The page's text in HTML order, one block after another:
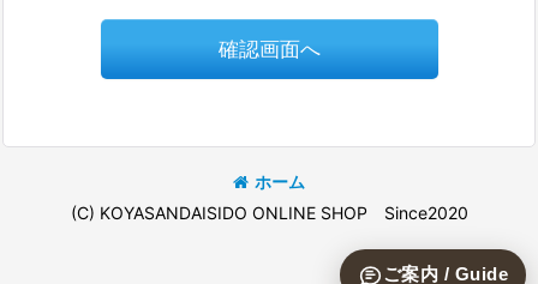
確認画面へ
ホーム
(C) KOYASANDAISIDO ONLINE SHOP Since2020